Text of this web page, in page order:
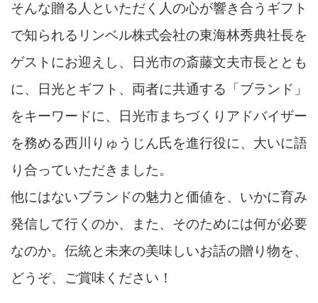
そんな贈る人といただく人の心が響き合うギフト
で知られるリンベル株式会社の東海林秀典社長を
ゲストにお迎えし、日光市の斎藤文夫市長ととも
に、日光とギフト、両者に共通する「ブランド」
をキーワードに、日光市まちづくりアドバイザー
を務める西川りゅうじん氏を進行役に、大いに語
り合っていただきました。
他にはないブランドの魅力と価値を、いかに育み
発信して行くのか、また、そのためには何が必要
なのか。伝統と未来の美味しいお話の贈り物を、
どうぞ、ご賞味ください！